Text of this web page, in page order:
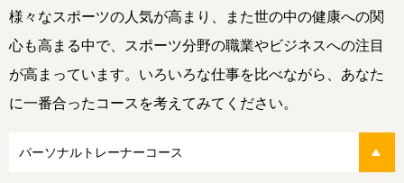
様々なスポーツの人気が高まり、また世の中の健康への関
心も高まる中で、スポーツ分野の職業やビジネスへの注目
が高まっています。いろいろな仕事を比べながら、あなた
に一番合ったコースを考えてみてください。
パーソナルトレーナーコース